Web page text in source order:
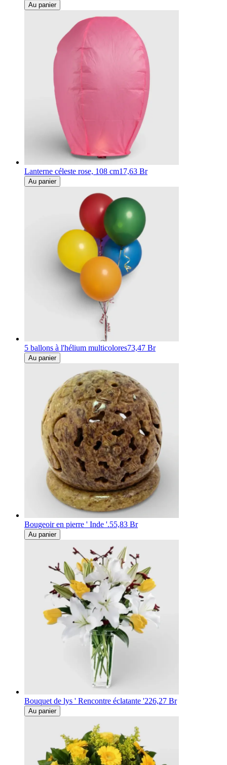
Au panier
Lanterne céleste rose, 108 cm17,63 Br
Au panier
5 ballons à l'hélium multicolores73,47 Br
Au panier
Bougeoir en pierre ' Inde '.55,83 Br
Au panier
Bouquet de lys ' Rencontre éclatante '226,27 Br
Au panier